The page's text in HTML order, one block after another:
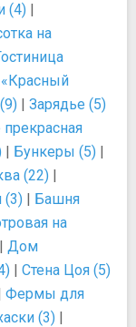
(4) |
на
«Красный
| Зарядье (5)
| Бункеры (5) |
(22) |
(3) | Башня
на
| Дом
| Стена Цоя (5)
Фермы для
(3) |